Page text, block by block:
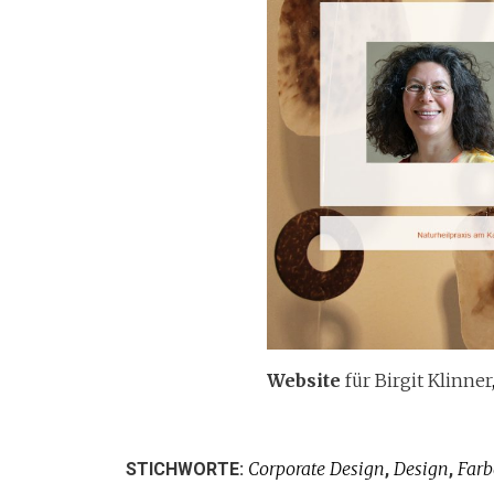
Website für Birgit Klinner
STICHWORTE: Corporate Design, Design,